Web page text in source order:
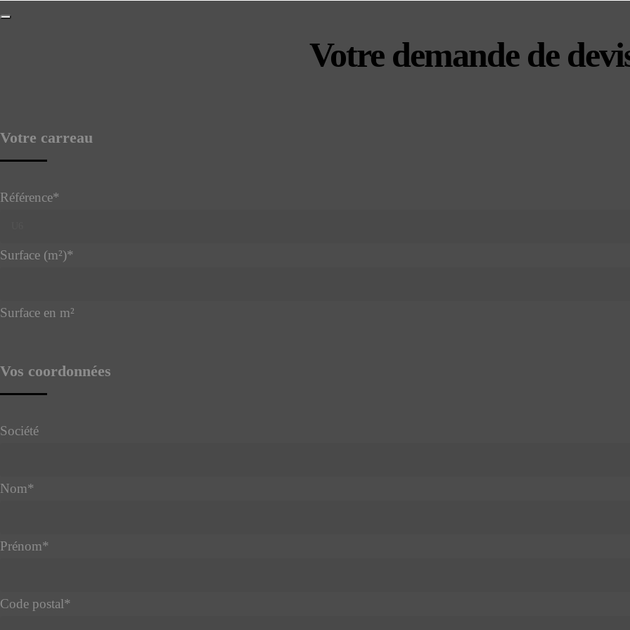
Votre demande de
Votre carreau
Référence*
Surface (m²)*
Surface en m²
Vos coordonnées
Société
Nom*
Prénom*
Code postal*